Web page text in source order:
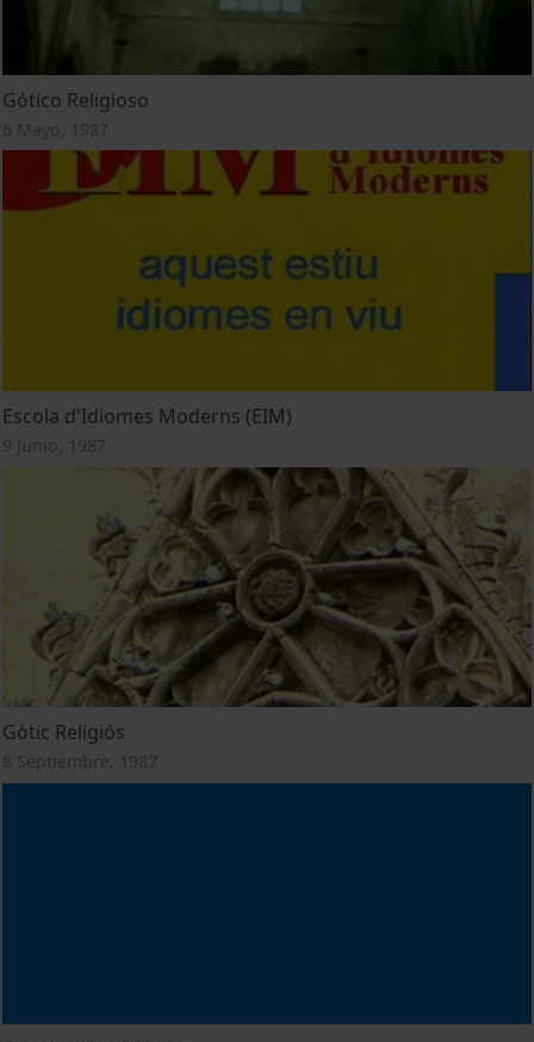
Gótico Religioso
6 Mayo, 1987
Escola d'Idiomes Moderns (EIM)
9 Junio, 1987
Gòtic Religiós
8 Septiembre, 1987